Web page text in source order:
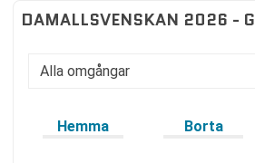
DAMALLSVENSKAN 2026 -
Hemma Borta